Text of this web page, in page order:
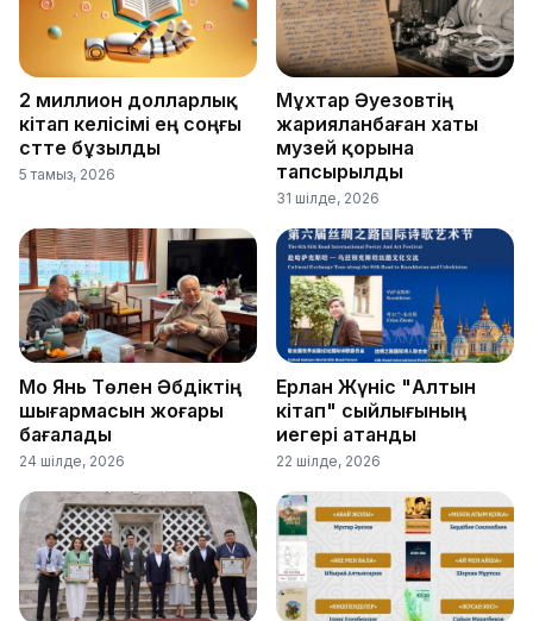
2 миллион долларлық
кітап келісімі ең соңғы
сәтте бұзылды
5 тамыз, 2026
Мұхтар Әуезовтің
жарияланбаған хаты
музей қорына
тапсырылды
31 шілде, 2026
Мо Янь Төлен Әбдіктің
шығармасын жоғары
бағалады
24 шілде, 2026
Ерлан Жүніс "Алтын
кітап" сыйлығының
иегері атанды
22 шілде, 2026